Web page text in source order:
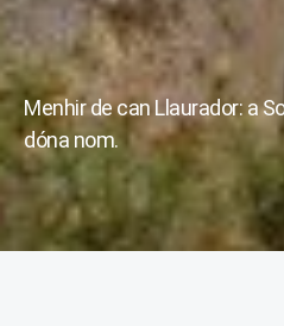
Menhir de can Llaurador: a
dóna nom.